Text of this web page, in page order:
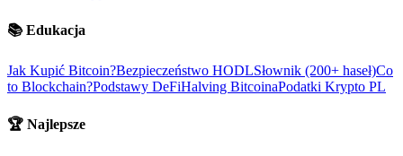
📚 Edukacja
Jak Kupić Bitcoin?Bezpieczeństwo HODLSłownik (200+ haseł)Co
to Blockchain?Podstawy DeFiHalving BitcoinaPodatki Krypto PL
🏆 Najlepsze